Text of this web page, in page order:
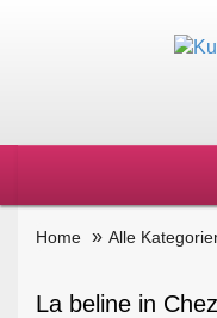
Home Alle
La beline in